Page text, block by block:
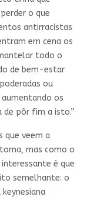
o que
antirracistas
em cena os
todo o
de bem-estar
ou
os
de pôr fim a isto.”
que veem a
mas como o
é que
semelhante: o